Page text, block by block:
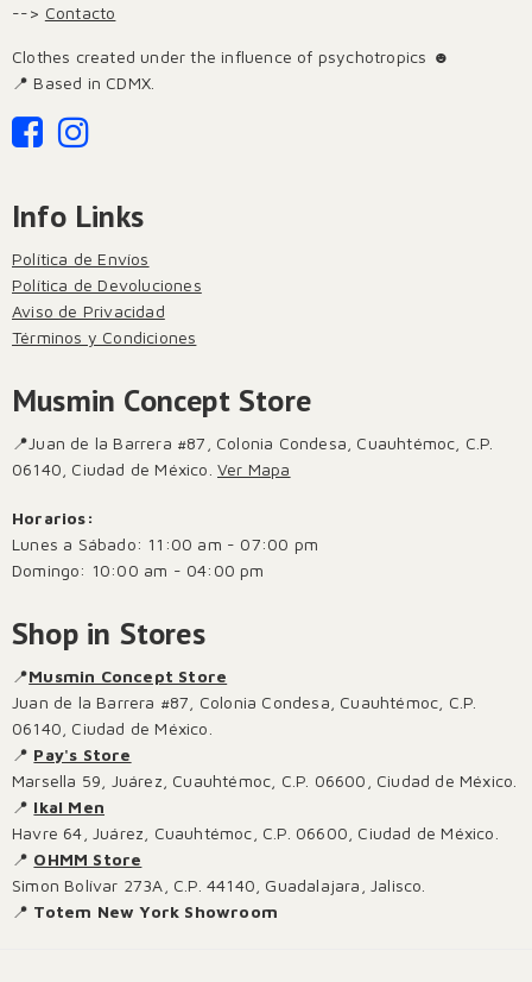
--> Contacto
Clothes created under the influence of psychotropics ☻
📍 Based in CDMX.
Info Links
Política de Envíos
Política de Devoluciones
Aviso de Privacidad
Términos y Condiciones
Musmin Concept Store
📍Juan de la Barrera #87, Colonia Condesa, Cuauhtémoc, C.P.
06140, Ciudad de México. Ver Mapa
Horarios:
Lunes a Sábado: 11:00 am - 07:00 pm
Domingo: 10:00 am - 04:00 pm
Shop in Stores
📍Musmin Concept Store
Juan de la Barrera #87, Colonia Condesa, Cuauhtémoc, C.P.
06140, Ciudad de México.
📍 Pay's Store
Marsella 59, Juárez, Cuauhtémoc, C.P. 06600, Ciudad de México.
📍 Ikal Men
Havre 64, Juárez, Cuauhtémoc, C.P. 06600, Ciudad de México.
📍 OHMM Store
Simon Bolívar 273A, C.P. 44140, Guadalajara, Jalisco.
📍 Totem New York Showroom